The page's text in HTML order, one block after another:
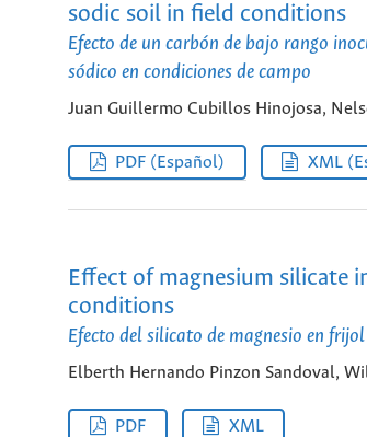
sodic soil in field conditions
Efecto de un carbón de bajo rango
sódico en condiciones de campo
Juan Guillermo Cubillos Hinojosa,
PDF (Español) XML
Effect of magnesium silicate
conditions
Efecto del silicato de magnesio en
Elberth Hernando Pinzon Sandoval,
PDF XML